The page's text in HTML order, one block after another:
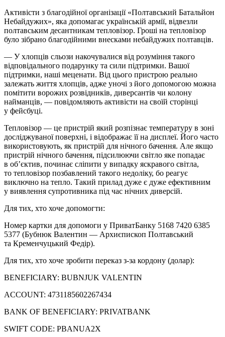
Активісти з благодійної організації «Полтавський Батальйон
Небайдужих», яка допомагає українській армії, відвезли
полтавським десантникам тепловізор. Гроші на тепловізор
було зібрано благодійними внесками небайдужих полтавців.
— У хлопців сльози накочувалися від розуміння такого
відповідального подарунку та сили підтримки. Вашої
підтримки, наші меценати. Від цього пристрою реально
залежать життя хлопців, адже уночі з його допомогою можна
помітити ворожих розвідників, диверсантів чи колону
найманців, — повідомляють активісти на своїй сторінці
у фейсбуці.
Тепловізор — це пристрій який розпізнає температуру в зоні
досліджуваної поверхні, і відображає її на дисплеї. Його часто
використовують, як пристрій для нічного бачення. Але якщо
пристрій нічного бачення, підсилюючи світло яке попадає
в об’єктив, починає сліпити у випадку яскравого світла,
то тепловізор позбавлений такого недоліку, бо реагує
виключно на тепло. Такий прилад дуже є дуже ефективним
у виявлення супротивника під час нічних диверсій.
Для тих, хто хоче допомогти:
Номер картки для допомоги у ПриватБанку 5168 7420 6385
5377 (Бубнюк Валентин — Архиєпископ Полтавський
та Кременчуцький Федір).
Для тих, хто хоче зробити переказ з-за кордону (долар):
BENEFICIARY: BUBNJUK VALENTIN
ACCOUNT: 4731185602267434
BANK OF BENEFICIARY: PRIVATBANK
SWIFT CODE: PBANUA2X